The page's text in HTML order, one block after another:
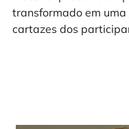
transformado em uma
cartazes dos